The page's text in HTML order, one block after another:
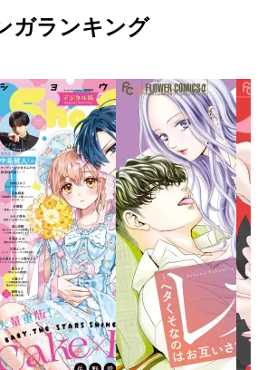
ガランキング